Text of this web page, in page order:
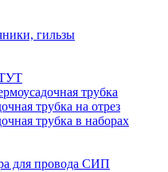
гильзы
трубка
трубка на отрез
трубка в наборах
для провода СИП